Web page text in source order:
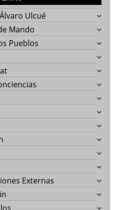
Ulcué
Mando
Pueblos
Externas